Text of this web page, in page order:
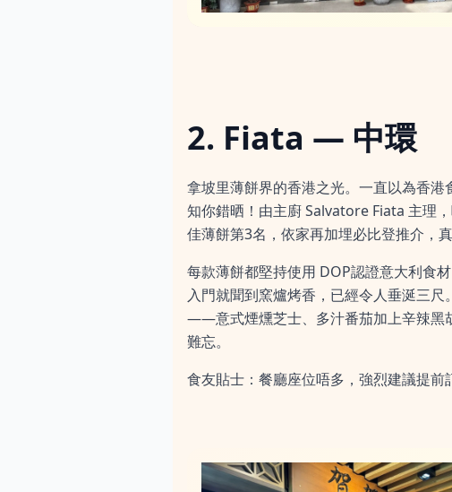
2. Fiata — 中環
拿坡里薄餅界的香港之光。一直以為香
知你錯晒！由主廚 Salvatore Fiata 主理
佳薄餅第3名，依家再加埋必比登推介，真
每款薄餅都堅持使用 DOP認證意大利食
入門就聞到窯爐烤香，已經令人垂涎三
——意式煙燻芝士、多汁番茄加上辛辣黑
難忘。
食友貼士：餐廳座位唔多，強烈建議提前